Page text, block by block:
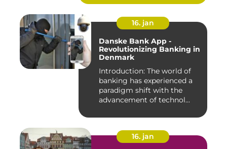
16. jan
Danske Bank App -
Revolutionizing Banking in
Denmark
Introduction: The world of
banking has experienced a
paradigm shift with the
advancement of technol...
16. jan